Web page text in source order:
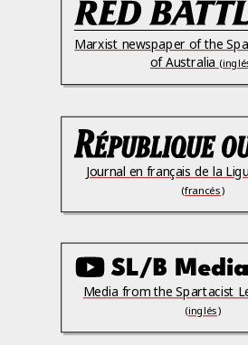
Marxist newspaper of the
of Australia
Journal en français de la
(francés)
Media from the Spartacist
(inglés)